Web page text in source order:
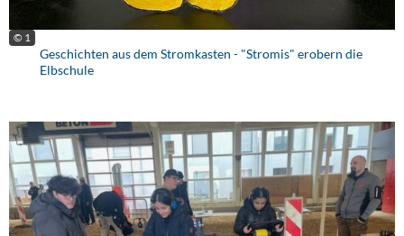
© 1
Geschichten aus dem Stromkasten - "Stromis" erobern die
Elbschule